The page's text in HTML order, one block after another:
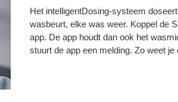
Het intelligentDosing-systeem
wasbeurt, elke was weer. Koppel de
app. De app houdt dan ook het
stuurt de app een melding. Zo weet